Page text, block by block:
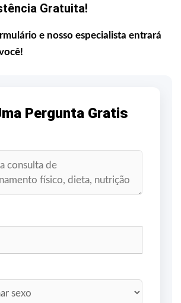
Gratuita!
e nosso especialista entrará
Pergunta Gratis